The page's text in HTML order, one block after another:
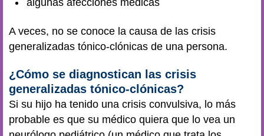
algunas afecciones médicas
A veces, no se conoce la causa de las crisis
generalizadas tónico-clónicas de una persona.
¿Cómo se diagnostican las crisis
generalizadas tónico-clónicas?
Si su hijo ha tenido una crisis convulsiva, lo más
probable es que su médico quiera que lo vea un